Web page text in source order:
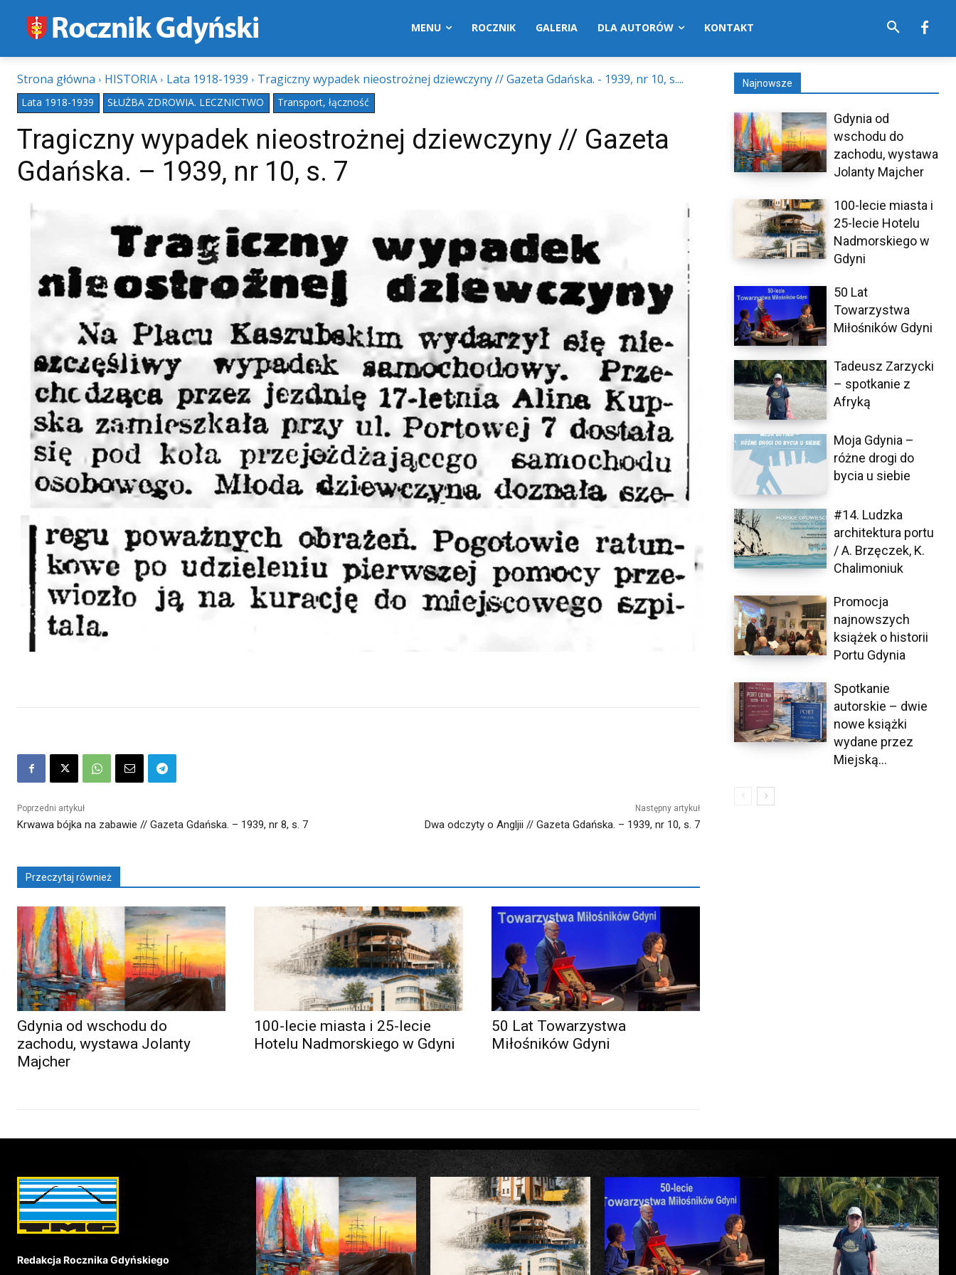
MENU ROCZNIK GALERIA DLA AUTORÓW KONTAKT
Strona główna HISTORIA Lata 1918-1939 Tragiczny wypadek nieostrożnej dziewczyny // Gazeta Gdańska. - 1939, nr 10, s....
Lata 1918-1939 SŁUŻBA ZDROWIA. LECZNICTWO Transport, łączność
Tragiczny wypadek nieostrożnej dziewczyny // Gazeta
Gdańska. – 1939, nr 10, s. 7
Poprzedni artykuł
Krwawa bójka na zabawie // Gazeta Gdańska. – 1939, nr 8, s. 7
Następny artykuł
Dwa odczyty o Angljii // Gazeta Gdańska. – 1939, nr 10, s. 7
Przeczytaj również
Gdynia od wschodu do
zachodu, wystawa Jolanty
Majcher
100-lecie miasta i 25-lecie
Hotelu Nadmorskiego w Gdyni
50 Lat Towarzystwa
Miłośników Gdyni
Najnowsze
Gdynia od
wschodu do
zachodu, wystawa
Jolanty Majcher
100-lecie miasta i
25-lecie Hotelu
Nadmorskiego w
Gdyni
50 Lat
Towarzystwa
Miłośników Gdyni
Tadeusz Zarzycki
– spotkanie z
Afryką
Moja Gdynia –
różne drogi do
bycia u siebie
#14. Ludzka
architektura portu
/ A. Brzęczek, K.
Chalimoniuk
Promocja
najnowszych
książek o historii
Portu Gdynia
Spotkanie
autorskie – dwie
nowe książki
wydane przez
Miejską...
Redakcja Rocznika Gdyńskiego